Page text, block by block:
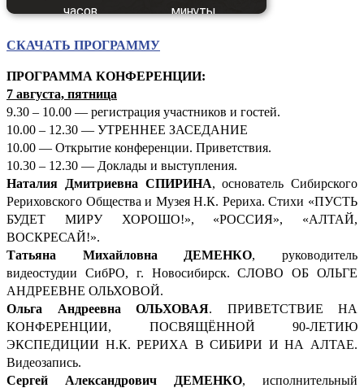
СКАЧАТЬ ПРОГРАММУ
ПРОГРАММА КОНФЕРЕНЦИИ:
7 августа, пятница
9.30 – 10.00 — регистрация участников и гостей.
10.00 – 12.30 — УТРЕННЕЕ ЗАСЕДАНИЕ
10.00 — Открытие конференции. Приветствия.
10.30 – 12.30 — Доклады и выступления.
Наталия Дмитриевна СПИРИНА, основатель Сибирского
Рериховского Общества и Музея Н.К. Рериха. Стихи «ПУСТЬ
БУДЕТ МИРУ ХОРОШО!», «РОССИЯ», «АЛТАЙ,
ВОСКРЕСАЙ!».
Татьяна Михайловна ДЕМЕНКО, руководитель
видеостудии СибРО, г. Новосибирск. СЛОВО ОБ ОЛЬГЕ
АНДРЕЕВНЕ ОЛЬХОВОЙ.
Ольга Андреевна ОЛЬХОВАЯ. ПРИВЕТСТВИЕ НА
КОНФЕРЕНЦИИ, ПОСВЯЩЁННОЙ 90-ЛЕТИЮ
ЭКСПЕДИЦИИ Н.К. РЕРИХА В СИБИРИ И НА АЛТАЕ.
Видеозапись.
Сергей Александрович ДЕМЕНКО, исполнительный